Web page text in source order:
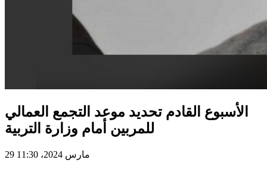
الأسبوع القادم تحديد موعد التجمع العمالي
للمربين أمام وزارة التربية
29 مارس 2024، 11:30